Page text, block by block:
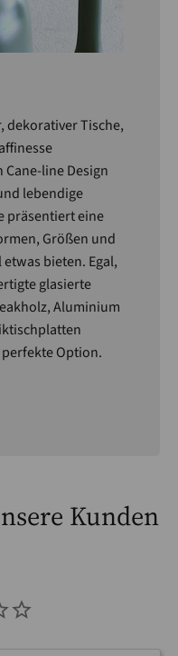
dekorativer Tische,
line Design
lebendige
präsentiert eine
Größen und
bieten. Egal,
glasierte
Aluminium
Option.
Kunden